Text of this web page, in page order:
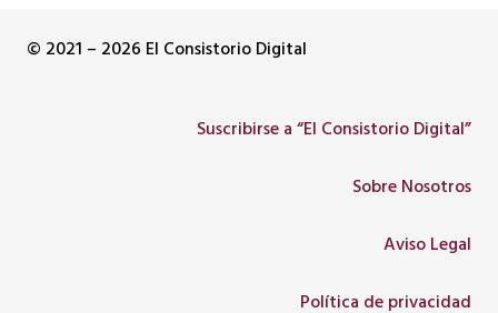
© 2021 – 2026 El Consistorio Digital
Suscribirse a “El Consistorio Digital”
Sobre Nosotros
Aviso Legal
Política de privacidad